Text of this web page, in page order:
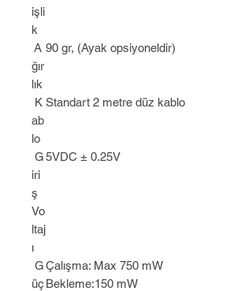
işli
k
A
ğır
lık
90 gr, (Ayak opsiyoneldir)
K
ab
lo
Standart 2 metre düz kablo
G
iri
ş
Vo
ltaj
ı
5VDC ± 0.25V
G
üç
Çalışma: Max 750 mW
Bekleme:150 mW